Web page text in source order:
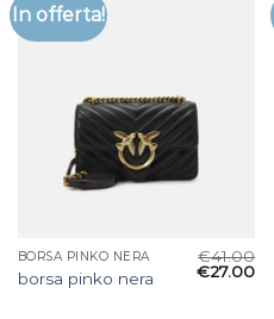
In offerta!
BORSA PINKO NERA
borsa pinko nera
€41.00
€27.00